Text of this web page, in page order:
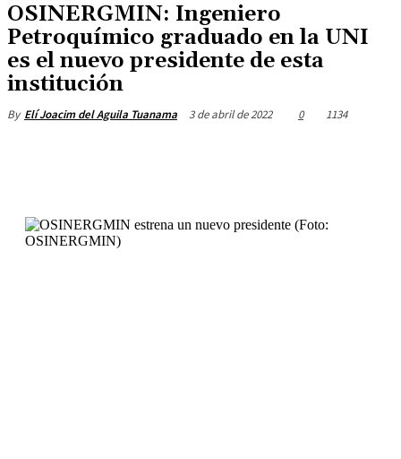
OSINERGMIN: Ingeniero
Petroquímico graduado en la UNI
es el nuevo presidente de esta
institución
By Elí Joacim del Aguila Tuanama 3 de abril de 2022 0 1134